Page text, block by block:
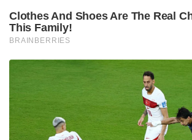
'കാതങ്ങൾ ദൂരെ';
മെഡിക്കൽ
ഗാനം പുറത്ത്